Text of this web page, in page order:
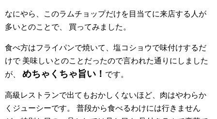
なにやら、このラムチョップだけを目当てに来店する人が
多いとのことで、
買ってみました。
食べ方はフライパンで焼いて、塩コショウで味付けするだ
けで美味しいとのことだったので言われた通りにしました
が、
めちゃくちゃ旨い！ です。
高級レストランで出てもおかしくないほど、肉はやわらか
くジューシーです。
普段から食べるわけには行きません